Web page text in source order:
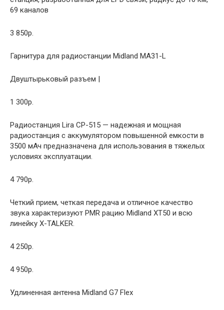
69 каналов
3 850р.
Гарнитура для радиостанции Midland MA31-L
Двуштырьковый разъем |
1 300р.
Радиостанция Lira CP-515 — надежная и мощная
радиостанция с аккумулятором повышенной емкости в
3500 мАч предназначена для использования в тяжелых
условиях эксплуатации.
4 790р.
Четкий прием, четкая передача и отличное качество
звука характеризуют PMR рацию Midland XT50 и всю
линейку X-TALKER.
4 250р.
4 950р.
Удлиненная антенна Midland G7 Flex